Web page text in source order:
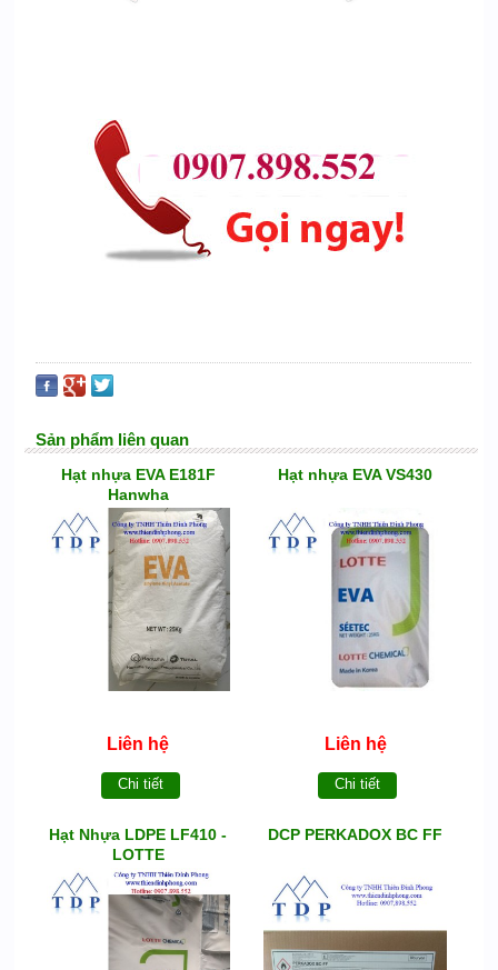
Sản phẩm liên quan
Hạt nhựa EVA E181F
Hanwha
Liên hệ
Chi tiết
Hạt nhựa EVA VS430
Liên hệ
Chi tiết
Hạt Nhựa LDPE LF410 -
LOTTE
DCP PERKADOX BC FF